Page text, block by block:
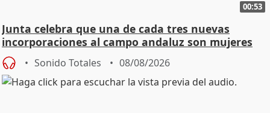
00:53
Junta celebra que una de cada tres nuevas
incorporaciones al campo andaluz son mujeres
jóvenes
Sonido Totales 08/08/2026